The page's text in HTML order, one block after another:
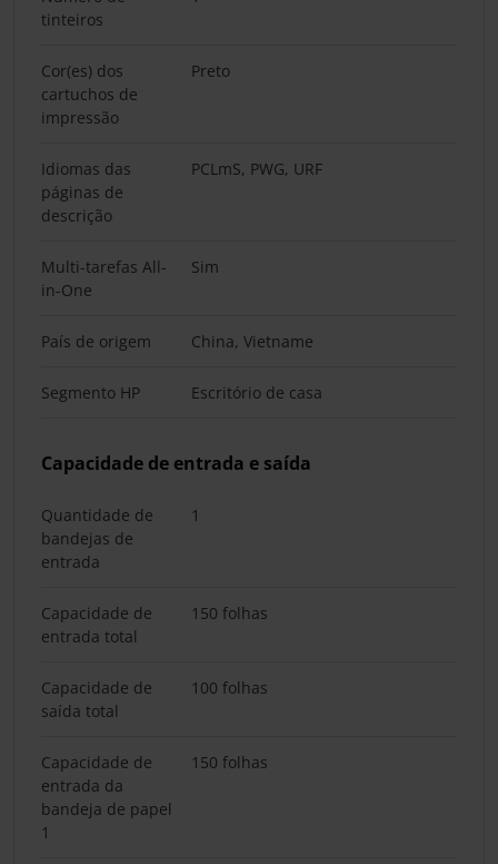
tinteiros
Cor(es) dos
cartuchos de
impressão
Preto
Idiomas das
páginas de
descrição
PCLmS, PWG, URF
Multi-tarefas All-
in-One
Sim
País de origem China, Vietname
Segmento HP Escritório de casa
Capacidade de entrada e saída
Quantidade de
bandejas de
entrada
1
Capacidade de
entrada total
150 folhas
Capacidade de
saída total
100 folhas
Capacidade de
entrada da
bandeja de papel
1
150 folhas